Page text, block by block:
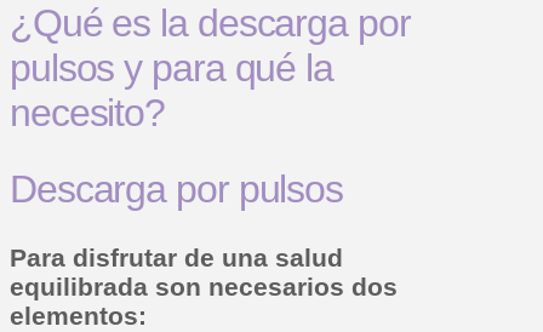
¿Qué es la descarga por
pulsos y para qué la
necesito?
Descarga por pulsos
Para disfrutar de una salud
equilibrada son necesarios dos
elementos: